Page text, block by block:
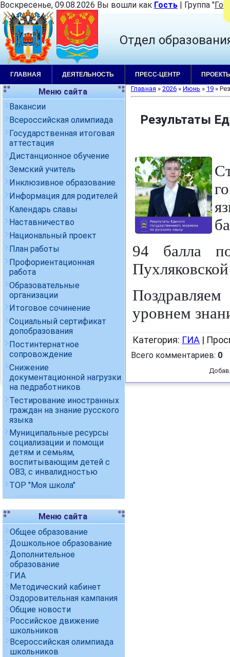
Воскресенье, 09.08.2026 Вы вошли как Гость | Группа "
Отдел
ГЛАВНАЯ ДЕЯТЕЛЬНОСТЬ ПРЕСС-ЦЕНТР
Меню сайта
Вакансии
Всероссийская олимпиада
Государственная итоговая
аттестация
Дистанционное обучение
Земский учитель
Инклюзивное образование
Информация для родителей
Календарь славы
Наставничество
Национальный проект
План работы
Профориентационная
работа
Образовательные
организации
Итоговое сочинение
Социальный сертификат
допобразования
Постинтернатное
сопровождение
Снижение
документационной нагрузки
на педработников
Тестирование иностранных
граждан на знание русского
языка
Муниципальные ресурсы
социализации и помощи
детям и семьям,
воспитывающим детей с
ОВЗ, с инвалидностью
ТОР "Моя школа"
Меню сайта
Общее образование
Дошкольное образование
Дополнительное
образование
ГИА
Методический кабинет
Оздоровительная кампания
Общие новости
Российское движение
школьников
Всероссийская олимпиада
школьников
Главная » 2026 » Июнь » 19 »
Результаты
94 балла
уровнем
Категория: ГИА |
Всего комментариев: 0